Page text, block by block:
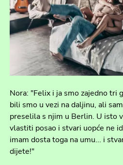
Nora: "Felix i ja smo zajedno tri
bili smo u vezi na daljinu, ali
preselila s njim u Berlin. U isto
vlastiti posao i stvari uopće ne
imam dosta toga na umu... i
dijete!"